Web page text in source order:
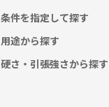
条件を指定して探す
用途から探す
硬さ・引張強さから探す